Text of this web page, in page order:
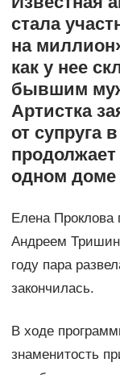
стала
на
как у нее
бывшим
Артистка
от супруга
одном доме
Елена
Андреем
году пара
закончилась.
В ходе
знаменитость